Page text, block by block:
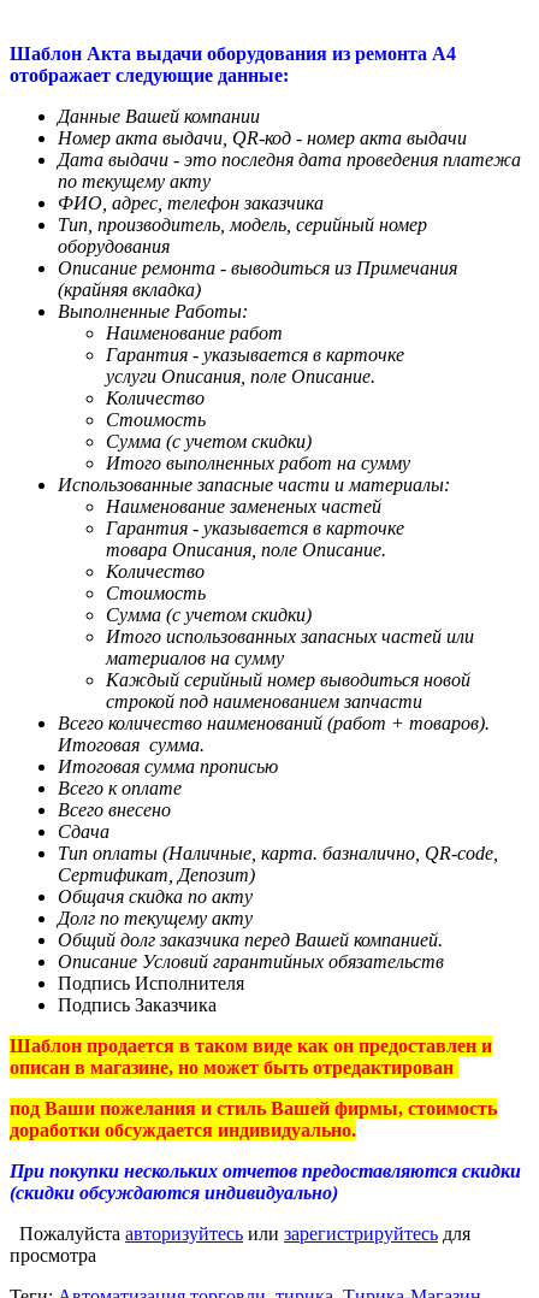
Шаблон Акта выдачи оборудования из ремонта А4
отображает следующие данные:
Данные Вашей компании
Номер акта выдачи, QR-код - номер акта выдачи
Дата выдачи - это последня дата проведения платежа
по текущему акту
ФИО, адрес, телефон заказчика
Тип, производитель, модель, серийный номер
оборудования
Описание ремонта - выводиться из Примечания
(крайняя вкладка)
Выполненные Работы:
​Наименование работ
Гарантия - указывается в карточке
услуги Описания, поле Описание.
Количество
Стоимость
Сумма (с учетом скидки)
Итого выполненных работ на сумму
Использованные запасные части и материалы:
​Наименование замененых частей
Гарантия - указывается в карточке
товара Описания, поле Описание.
Количество
Стоимость
Сумма (с учетом скидки)
Итого использованных запасных частей или
материалов на сумму
Каждый серийный номер выводиться новой
строкой под наименованием запчасти
Всего количество наименований (работ + товаров).
Итоговая сумма.
Итоговая сумма прописью
Всего к оплате
Всего внесено
Сдача
Тип оплаты (Наличные, карта. базналично, QR-code,
Сертификат, Депозит)
Общачя скидка по акту
Долг по текущему акту
Общий долг заказчика перед Вашей компанией.
Описание Условий гарантийных обязательств
Подпись Исполнителя
Подпись Заказчика
Шаблон продается в таком виде как он предоставлен и
описан в магазине, но может быть отредактирован
под Ваши пожелания и стиль Вашей фирмы, стоимость
доработки обсуждается индивидуально.
При покупки нескольких отчетов предоставляются скидки
(скидки обсуждаются индивидуально)
Пожалуйста авторизуйтесь или зарегистрируйтесь для
просмотра